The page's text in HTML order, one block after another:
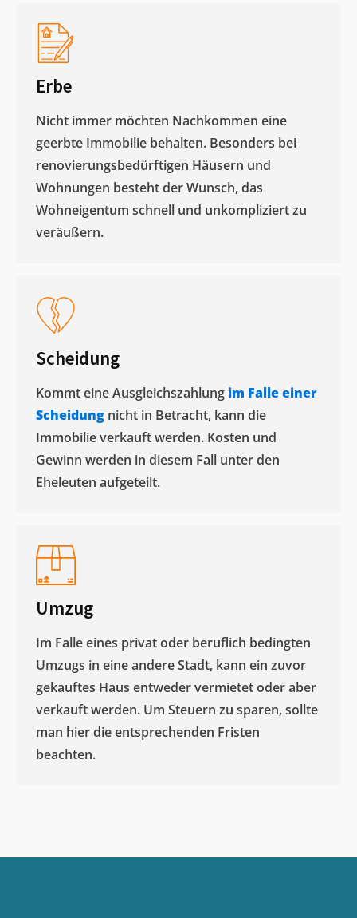
Erbe
Nicht immer möchten Nachkommen eine
geerbte Immobilie behalten. Besonders bei
renovierungsbedürftigen Häusern und
Wohnungen besteht der Wunsch, das
Wohneigentum schnell und unkompliziert zu
veräußern. ​
Scheidung
Kommt eine Ausgleichszahlung im Falle einer
Scheidung nicht in Betracht, kann die
Immobilie verkauft werden. Kosten und
Gewinn werden in diesem Fall unter den
Eheleuten aufgeteilt.​
Umzug
Im Falle eines privat oder beruflich bedingten
Umzugs in eine andere Stadt, kann ein zuvor
gekauftes Haus entweder vermietet oder aber
verkauft werden. Um Steuern zu sparen, sollte
man hier die entsprechenden Fristen
beachten.